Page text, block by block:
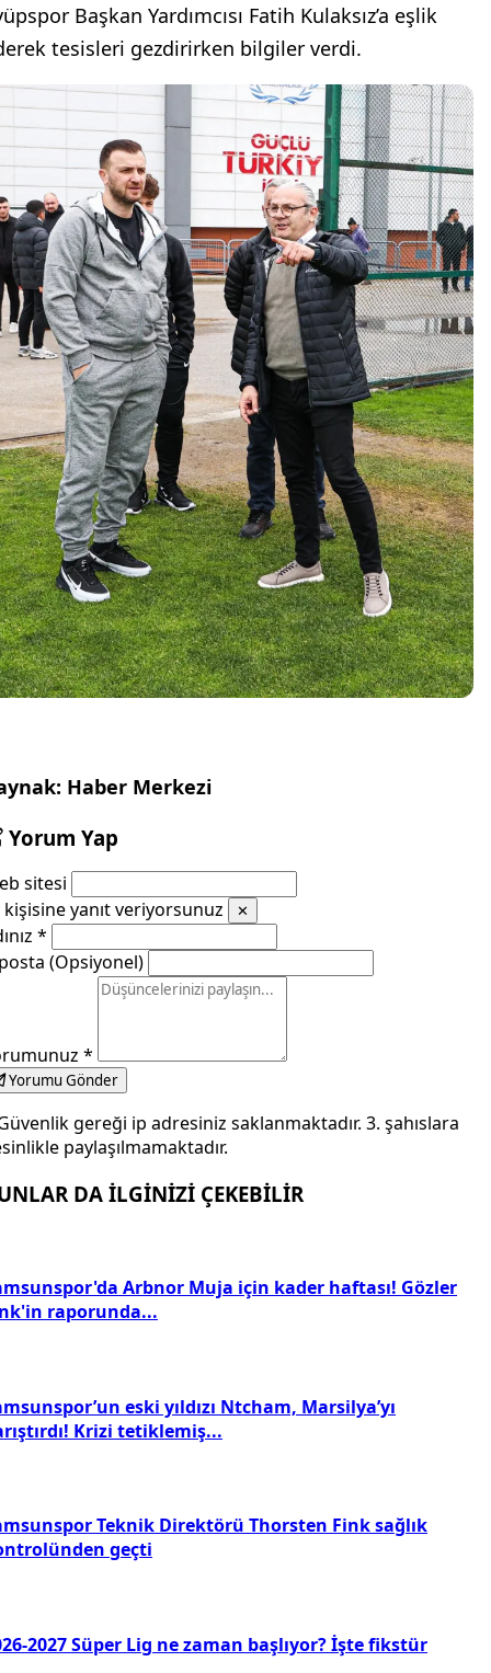
Başkan Yardımcısı Fatih Kulaksız’a eşlik
tesisleri gezdirirken bilgiler verdi.
Haber Merkezi
Yorum Yap
sitesi
kişisine yanıt veriyorsunuz
✕
*
(Opsiyonel)
*
Yorumu Gönder
gereği ip adresiniz saklanmaktadır. 3. şahıslara
paylaşılmamaktadır.
DA İLGİNİZİ ÇEKEBİLİR
Arbnor Muja için kader haftası! Gözler
raporunda...
eski yıldızı Ntcham, Marsilya’yı
Krizi tetiklemiş...
Teknik Direktörü Thorsten Fink sağlık
geçti
2027 Süper Lig ne zaman başlıyor? İşte fikstür